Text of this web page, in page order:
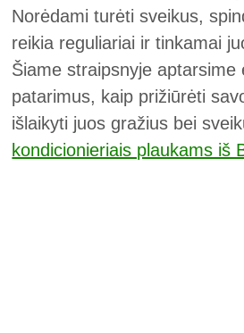
Norėdami turėti sveikus,
reikia reguliariai ir tinkamai
Šiame straipsnyje aptarsime
patarimus, kaip prižiūrėti
išlaikyti juos gražius bei
kondicionieriais plaukams iš